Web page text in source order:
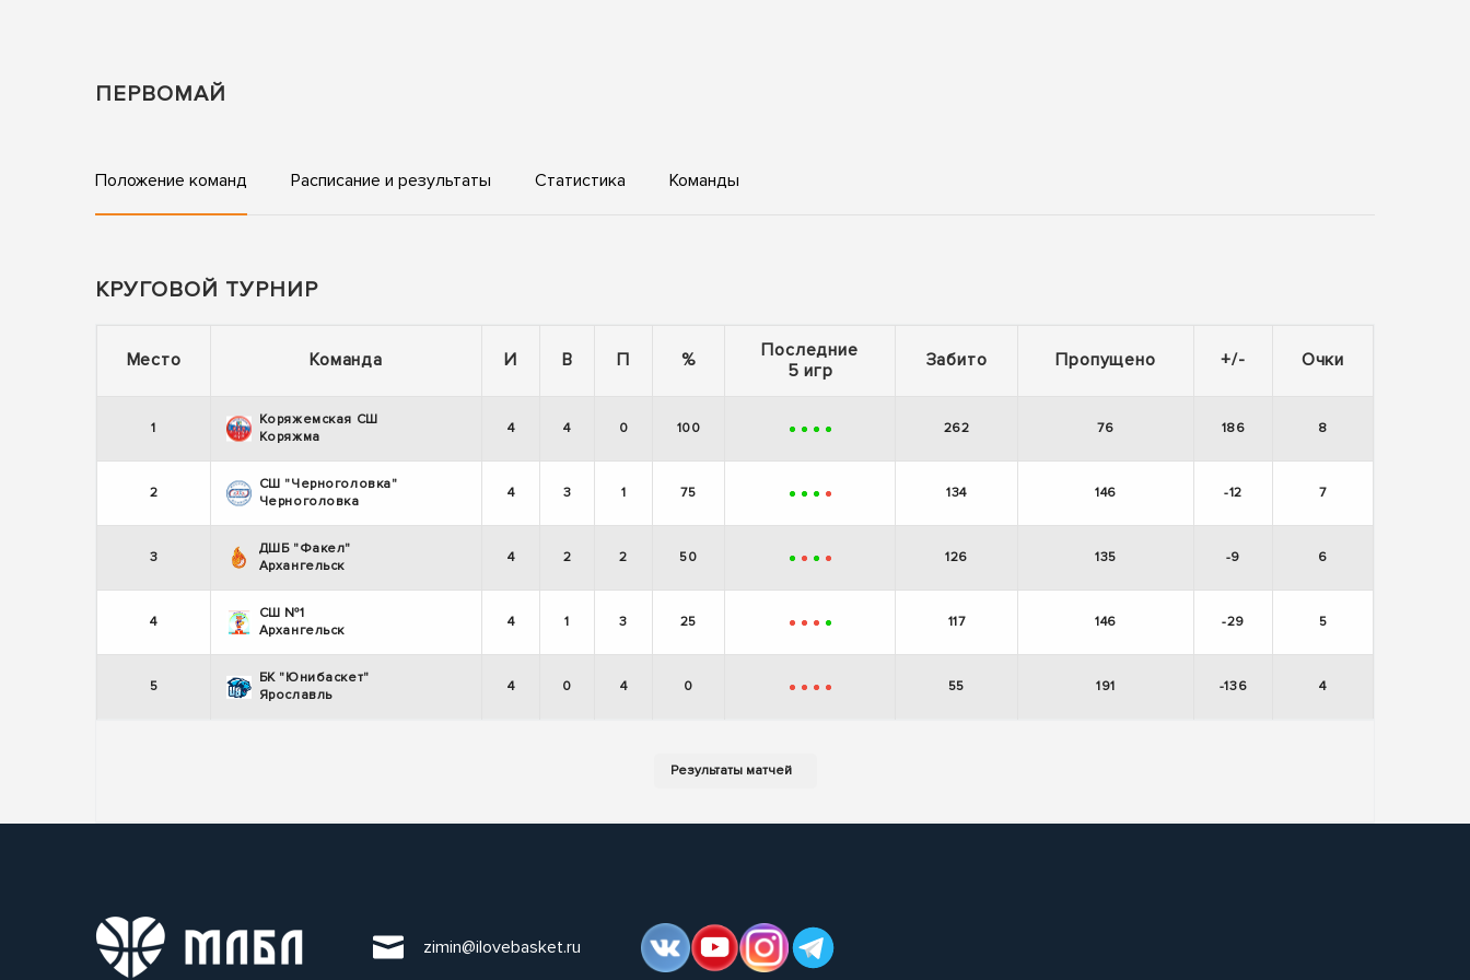
ПЕРВОМАЙ
Положение команд Расписание и результаты Статистика Команды
КРУГОВОЙ ТУРНИР
Место Команда И В П %
Последние
5 игр
Забито Пропущено +/- Очки
1
Коряжемская СШ
Коряжма
4 4 0 100 + + + + 262 76 186 8
2
СШ "Черноголовка"
Черноголовка
4 3 1 75 + + + - 134 146 -12 7
3
ДШБ "Факел"
Архангельск
4 2 2 50 + - + - 126 135 -9 6
4
СШ №1
Архангельск
4 1 3 25 - - - + 117 146 -29 5
5
БК "Юнибаскет"
Ярославль
4 0 4 0 - - - - 55 191 -136 4
zimin@ilovebasket.ru